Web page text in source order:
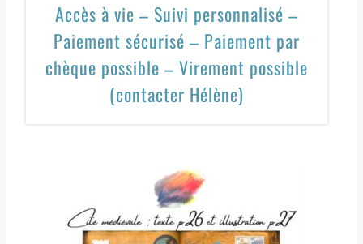
Accès à vie – Suivi personnalisé –
Paiement sécurisé – Paiement par
chèque possible – Virement possible
(contacter Hélène)